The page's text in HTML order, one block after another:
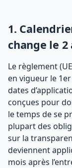
1.
change le 2
Le règlement
en vigueur le
dates
conçues pour
le temps de se
plupart des
sur la
deviennent
mois après